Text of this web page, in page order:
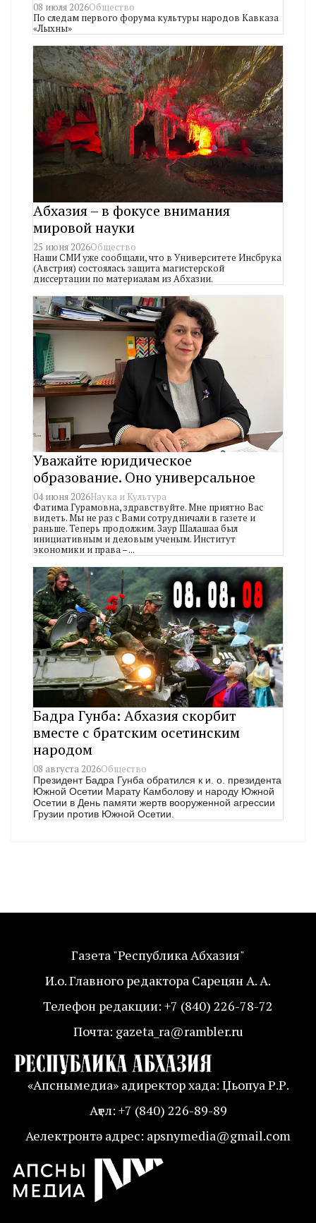
08 июля 2026Общество
По следам первого форума культуры народов Кавказа
«Лыхны»
Абхазия – в фокусе внимания
мировой науки
25 июня 2026Общество
Наши СМИ уже сообщали, что в Университете Инсбрука
(Австрия) состоялась защита магистерской
диссертации по материалам из Абхазии.
Уважайте юридическое
образование. Оно универсальное
04 июня 2026Наука и Культура
Фатима Гурамовна, здравствуйте. Мне приятно Вас
видеть. Мы не раз с Вами сотрудничали в газете и
раньше. Теперь продолжим. Заур Шалашаа был
инициативным и деловым ученым. Институт
экономики и права – ...
Бадра Гунба: Абхазия скорбит
вместе с братским осетинским
народом
08 августа 2026Общество
Президент Бадра Гунба обратился к и. о. президента
Южной Осетии Марату Камболову и народу Южной
Осетии в День памяти жертв вооруженной агрессии
Грузии против Южной Осетии.
Газета "Республика Абхазия"
И.о. Главного редактора Сарецян А. А.
Телефон редакции: +7 (840) 226-78-72
Почта: gazeta_ra@rambler.ru
«Апснымедиа» адиректор хада: Џьопуа Р.Р.
Аҭел: +7 (840) 226-89-89
Аелектронтә адрес: apsnymedia@gmail.com